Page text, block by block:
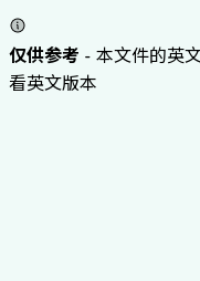
仅供参考 - 本文件的英
看英文版本